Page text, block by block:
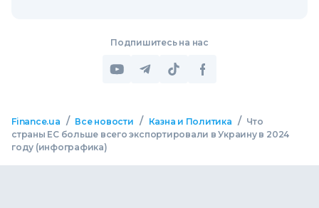
Подпишитесь на нас
Finance.ua / Все новости / Казна и Политика / Что
страны ЕС больше всего экспортировали в Украину в 2024
году (инфографика)